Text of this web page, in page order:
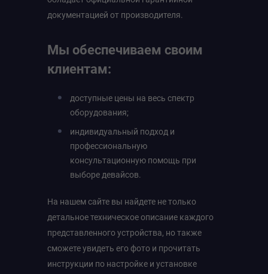
документацией от производителя.
Мы обеспечиваем своим
клиентам:
доступные цены на весь спектр
оборудования;
индивидуальный подход и
профессиональную
консультационную помощь при
выборе девайсов.
На нашем сайте вы найдете не только
детальное техническое описание каждого
представленного устройства, но также
сможете увидеть его фото и прочитать
инструкции по настройке и установке